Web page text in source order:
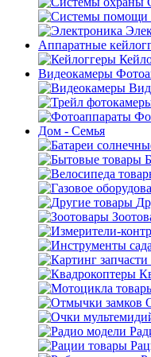
Аппаратные
Видеокамеры
Дом - Семья